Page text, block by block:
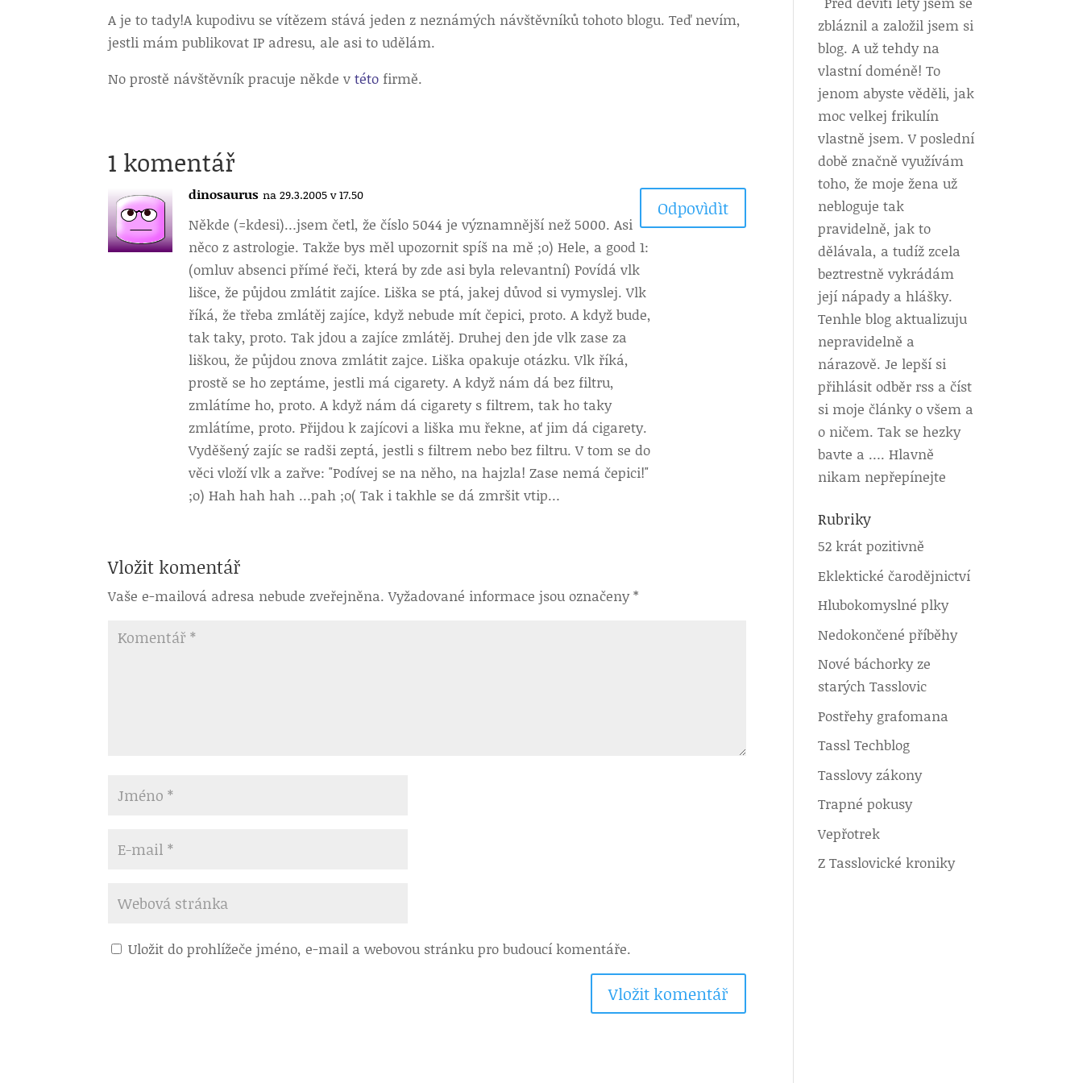
A je to tady!A kupodivu se vítězem stává jeden z neznámých návštěvníků tohoto blogu. Teď nevím,
jestli mám publikovat IP adresu, ale asi to udělám.
No prostě návštěvník pracuje někde vtéto firmě.
1 komentář
dinosaurus na 29.3.2005 v 17.50
Někde (=kdesi)…jsem četl, že číslo 5044 je významnější než 5000. Asi
něco z astrologie. Takže bys měl upozornit spíš na mě ;o) Hele, a good 1:
(omluv absenci přímé řeči, která by zde asi byla relevantní) Povídá vlk
lišce, že půjdou zmlátit zajíce. Liška se ptá, jakej důvod si vymyslej. Vlk
říká, že třeba zmlátěj zajíce, když nebude mít čepici, proto. A když bude,
tak taky, proto. Tak jdou a zajíce zmlátěj. Druhej den jde vlk zase za
liškou, že půjdou znova zmlátit zajce. Liška opakuje otázku. Vlk říká,
prostě se ho zeptáme, jestli má cigarety. A když nám dá bez filtru,
zmlátíme ho, proto. A když nám dá cigarety s filtrem, tak ho taky
zmlátíme, proto. Přijdou k zajícovi a liška mu řekne, ať jim dá cigarety.
Vyděšený zajíc se radši zeptá, jestli s filtrem nebo bez filtru. V tom se do
věci vloží vlk a zařve: "Podívej se na něho, na hajzla! Zase nemá čepici!"
;o) Hah hah hah …pah ;o( Tak i takhle se dá zmršit vtip…
Odpovìdìt
Vložit komentář
Vaše e-mailová adresa nebude zveřejněna. Vyžadované informace jsou označeny*
Uložit do prohlížeče jméno, e-mail a webovou stránku pro budoucí komentáře.
zbláznil a založil jsem si
blog. A už tehdy na
vlastní doméně! To
jenom abyste věděli, jak
moc velkej frikulín
vlastně jsem. V poslední
době značně využívám
toho, že moje žena už
nebloguje tak
pravidelně, jak to
dělávala, a tudíž zcela
beztrestně vykrádám
její nápady a hlášky.
Tenhle blog aktualizuju
nepravidelně a
nárazově. Je lepší si
přihlásit odběr rss a číst
si moje články o všem a
o ničem. Tak se hezky
bavte a …. Hlavně
nikam nepřepínejte
Rubriky
52 krát pozitivně
Eklektické čarodějnictví
Hlubokomyslné plky
Nedokončené příběhy
Nové báchorky ze
starých Tasslovic
Postřehy grafomana
Tassl Techblog
Tasslovy zákony
Trapné pokusy
Vepřotrek
Z Tasslovické kroniky